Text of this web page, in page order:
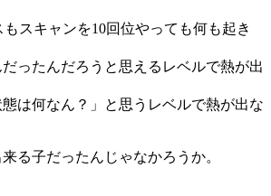
スキャンを10回位やっても何も起き
ったんだろうと思えるレベルで熱が出
態は何なん？」と思うレベルで熱が出な
る子だったんじゃなかろうか。